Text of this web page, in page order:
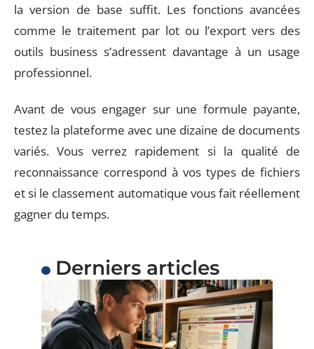
la version de base suffit. Les fonctions avancées
comme le traitement par lot ou l’export vers des
outils business s’adressent davantage à un usage
professionnel.
Avant de vous engager sur une formule payante,
testez la plateforme avec une dizaine de documents
variés. Vous verrez rapidement si la qualité de
reconnaissance correspond à vos types de fichiers
et si le classement automatique vous fait réellement
gagner du temps.
Derniers articles